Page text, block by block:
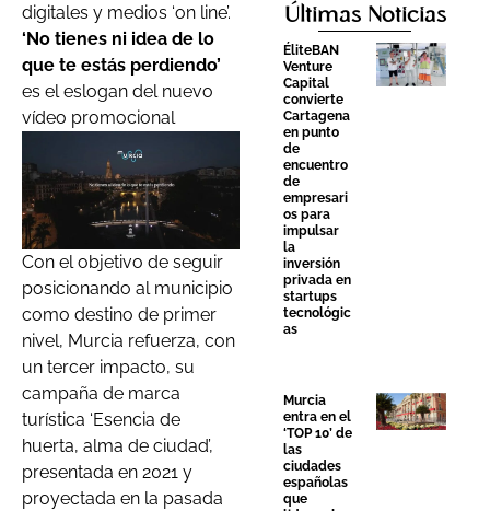
digitales y medios ‘on line’.
‘No tienes ni idea de lo
que te estás perdiendo’
es el eslogan del nuevo
vídeo promocional
Con el objetivo de seguir
posicionando al municipio
como destino de primer
nivel, Murcia refuerza, con
un tercer impacto, su
campaña de marca
turística ‘Esencia de
huerta, alma de ciudad’,
presentada en 2021 y
proyectada en la pasada
Últimas Noticias
ÉliteBAN
Venture
Capital
convierte
Cartagena
en punto
de
encuentro
de
empresari
os para
impulsar
la
inversión
privada en
startups
tecnológic
as
Murcia
entra en el
‘TOP 10’ de
las
ciudades
españolas
que